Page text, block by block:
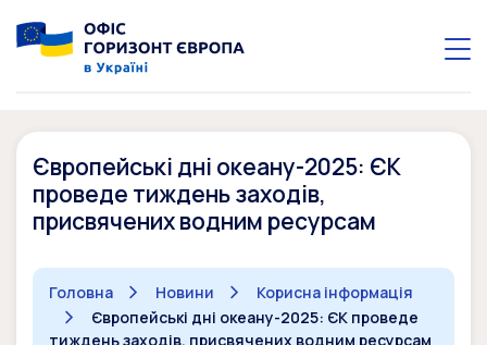
Європейські дні океану-2025: ЄК
проведе тиждень заходів,
присвячених водним ресурсам
Головна Новини
Корисна інформація
Європейські дні океану-2025: ЄК проведе
тиждень заходів, присвячених водним ресурсам